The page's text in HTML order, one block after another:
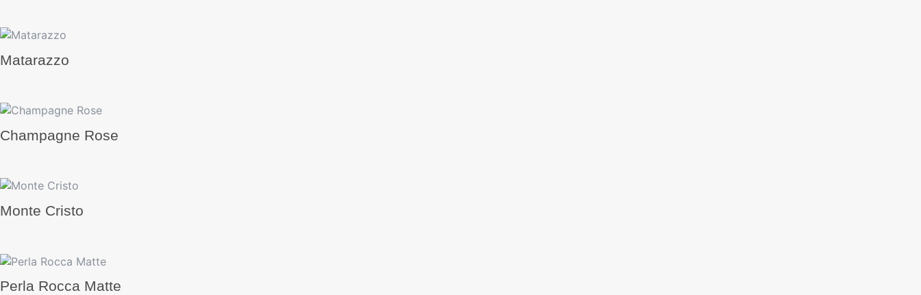
Matarazzo
Champagne Rose
Monte Cristo
Perla Rocca Matte